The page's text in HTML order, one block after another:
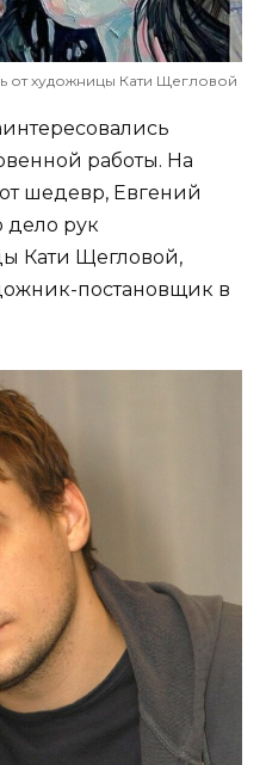
от художницы Кати Щегловой
работы. На
шедевр, Евгений
дело рук
Кати Щегловой,
постановщик в